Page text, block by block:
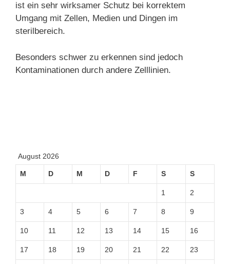
ist ein sehr wirksamer Schutz bei korrektem
Umgang mit Zellen, Medien und Dingen im
sterilbereich.
Besonders schwer zu erkennen sind jedoch
Kontaminationen durch andere Zelllinien.
August 2026
M D M D F S S
1 2
3 4 5 6 7 8 9
10 11 12 13 14 15 16
17 18 19 20 21 22 23